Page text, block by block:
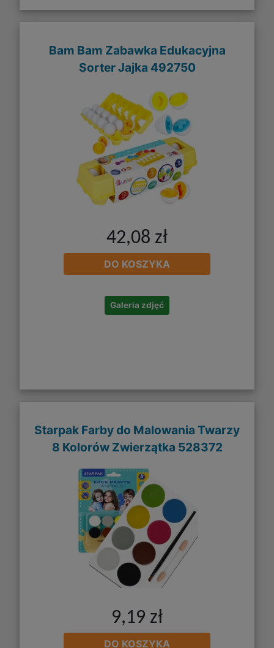
Bam Bam Zabawka Edukacyjna
Sorter Jajka 492750
42,08 zł
DO KOSZYKA
Galeria zdjęć
Starpak Farby do Malowania Twarzy
8 Kolorów Zwierzątka 528372
9,19 zł
DO KOSZYKA